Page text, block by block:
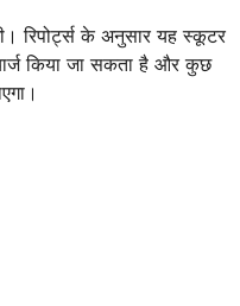
रिपोर्ट्स के अनुसार यह स्कूटर
किया जा सकता है और कुछ